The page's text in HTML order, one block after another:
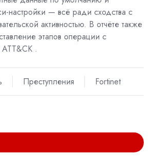
настройки — всё ради сходства с
активностью. В отчёте также
этапов операции с
.
Преступления Fortinet